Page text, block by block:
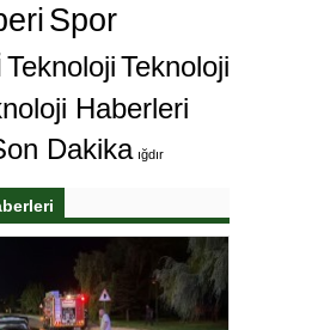
Spor
TeknolojiTeknoloji
Haberleri
Dakika ığdır